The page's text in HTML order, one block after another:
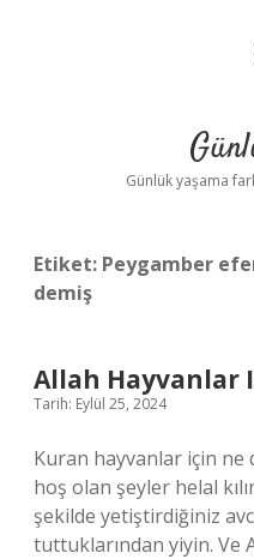
Günlük yaşama
Etiket: Peygamber
demiş
Allah Hayvanlar
Tarih: Eylül 25, 2024
Kuran hayvanlar için ne
hoş olan şeyler helal
şekilde yetiştirdiğiniz
tuttuklarından yiyin. Ve